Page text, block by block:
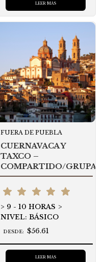
LEER MÁS
FUERA DE PUEBLA
CUERNAVACA Y
TAXCO –
COMPARTIDO/GRUPAL
9 - 10 HORAS
NIVEL: BÁSICO
DESDE: $56.61
LEER MÁS